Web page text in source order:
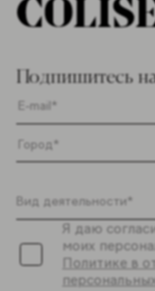
Подпишитесь
Я даю
моих
Политике в